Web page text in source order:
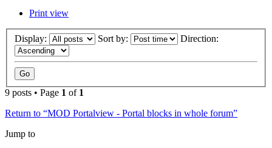
Print view
Display: Sort by: Direction:
9 posts • Page 1 of 1
Return to “MOD Portalview - Portal blocks in whole forum”
Jump to